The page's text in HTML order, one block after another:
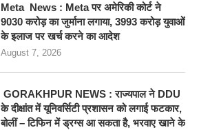
Meta News : Meta पर अमेरिकी कोर्ट ने
9030 करोड़ का जुर्माना लगाया, 3993 करोड़ युवाओं
के इलाज पर खर्च करने का आदेश
August 7, 2026
GORAKHPUR NEWS : राज्यपाल ने DDU
के दीक्षांत में यूनिवर्सिटी प्रशासन को लगाई फटकार,
बोलीं – टिफिन में ड्रग्स आ सकता है, भरवाए खाने के